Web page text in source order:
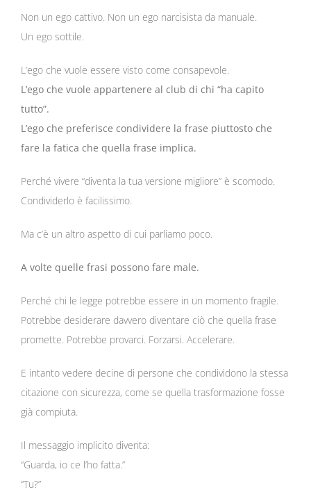
Non un ego cattivo. Non un ego narcisista da manuale.
Un ego sottile.
L’ego che vuole essere visto come consapevole.
L’ego che vuole appartenere al club di chi “ha capito
tutto”.
L’ego che preferisce condividere la frase piuttosto che
fare la fatica che quella frase implica.
Perché vivere “diventa la tua versione migliore” è scomodo.
Condividerlo è facilissimo.
Ma c’è un altro aspetto di cui parliamo poco.
A volte quelle frasi possono fare male.
Perché chi le legge potrebbe essere in un momento fragile.
Potrebbe desiderare davvero diventare ciò che quella frase
promette. Potrebbe provarci. Forzarsi. Accelerare.
E intanto vedere decine di persone che condividono la stessa
citazione con sicurezza, come se quella trasformazione fosse
già compiuta.
Il messaggio implicito diventa:
“Guarda, io ce l’ho fatta.”
“Tu?”